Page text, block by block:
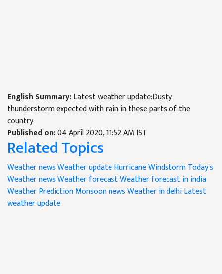
English Summary:Latest weather update:Dusty
thunderstorm expected with rain in these parts of the
country
Published on:04 April 2020, 11:52 AM IST
Related Topics
Weather newsWeather updateHurricaneWindstormToday's
Weather newsWeather forecastWeather forecast in india
Weather PredictionMonsoon newsWeather in delhiLatest
weather update